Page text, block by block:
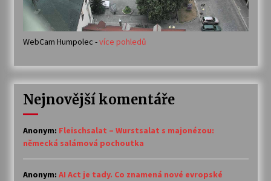
WebCam Humpolec -více pohledů
Nejnovější komentáře
Anonym: Fleischsalat – Wurstsalat s majonézou:
německá salámová pochoutka
Anonym: AI Act je tady. Co znamená nové evropské